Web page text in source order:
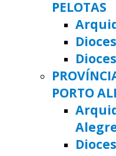
PELOTAS
PORTO